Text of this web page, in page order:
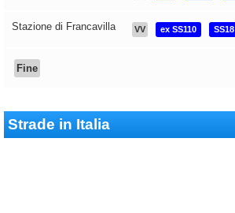
Stazione di Francavilla VV ex SS110 SS18
Fine
Strade in Italia